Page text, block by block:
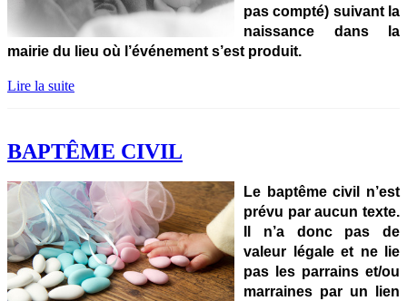
pas compté) suivant la
naissance dans la
mairie du lieu où l’événement s’est produit.
Lire la suite
BAPTÊME CIVIL
Le baptême civil n’est
prévu par aucun texte.
Il n’a donc pas de
valeur légale et ne lie
pas les parrains et/ou
marraines par un lien